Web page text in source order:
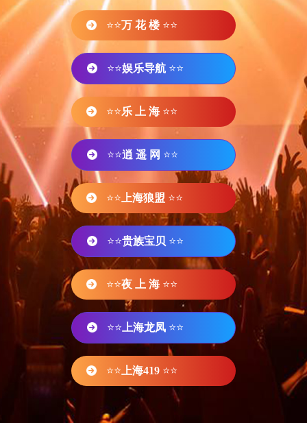
⭐⭐万 花 楼 ⭐⭐
⭐⭐娱乐导航 ⭐⭐
⭐⭐乐 上 海 ⭐⭐
⭐⭐逍 遥 网 ⭐⭐
⭐⭐ 上海狼盟 ⭐⭐
⭐⭐贵族宝贝 ⭐⭐
⭐⭐夜 上 海 ⭐⭐
⭐⭐ 上海龙凤 ⭐⭐
⭐⭐ 上海419 ⭐⭐